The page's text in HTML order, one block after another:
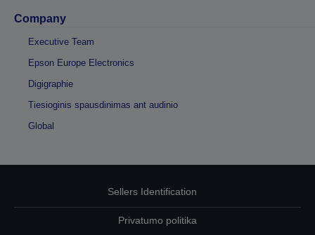
Company
Executive Team
Epson Europe Electronics
Digigraphie
Tiesioginis spausdinimas ant audinio
Global
Sellers Identification
Privatumo politika